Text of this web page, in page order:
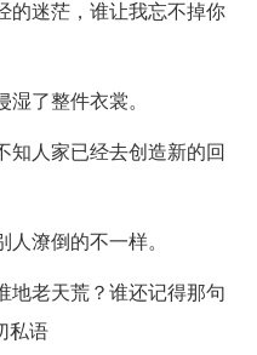
的迷茫，谁让我忘不掉你
了整件衣裳。
知人家已经去创造新的回
潦倒的不一样。
地老天荒？谁还记得那句
私语